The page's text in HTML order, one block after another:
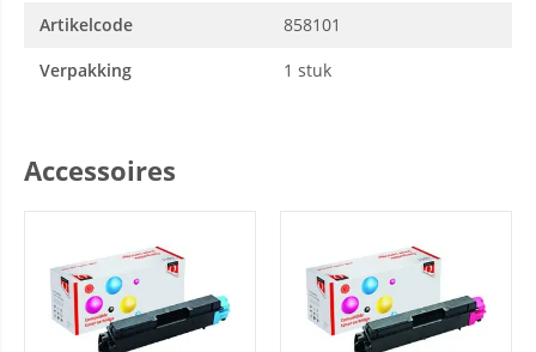
Artikelcode
858101
Verpakking
1 stuk
Accessoires